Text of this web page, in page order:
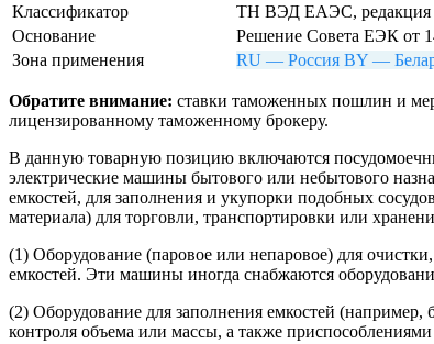
Классификатор
ТН ВЭД ЕАЭС, редакция
Основание
Решение Совета ЕЭК от
Зона применения
RU — Россия BY —
Обратите внимание: ставки таможенных пошлин и
лицензированному таможенному брокеру.
В данную товарную позицию включаются
электрические машины бытового или небытового
емкостей, для заполнения и укупорки подобных
материала) для торговли, транспортировки или
(1) Оборудование (паровое или непаровое) для
емкостей. Эти машины иногда снабжаются
(2) Оборудование для заполнения емкостей
контроля объема или массы, а также